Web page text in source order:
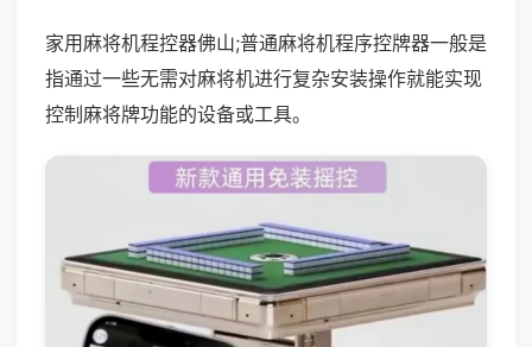
家用麻将机程控器佛山;普通麻将机程序控牌器一般是
指通过一些无需对麻将机进行复杂安装操作就能实现
控制麻将牌功能的设备或工具。